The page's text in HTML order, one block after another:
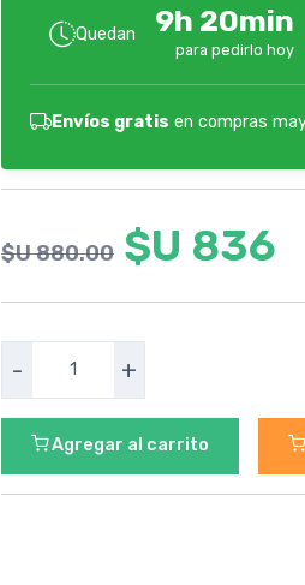
Quedan 9h 20min
para pedirlo hoy
Envíos gratis en compras
$U 880.00 $U 836
- +
Agregar al carrito